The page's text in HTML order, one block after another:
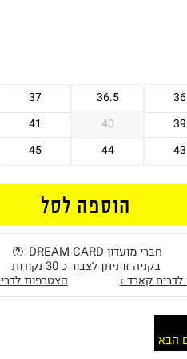
36
36.5
37
39
40
41
43
44
45
הוספה לסל
חברי מועדון DREAM CARD
בקניה זו ניתן לצבור כ 30 נקודות
קארד ›
הצטרפות
הבא